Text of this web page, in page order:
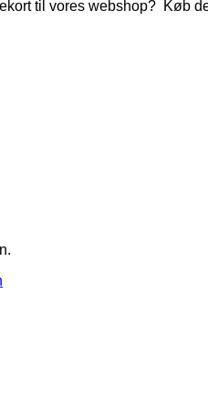
til vores webshop? Køb